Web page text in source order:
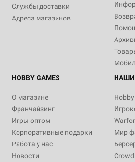
Службы доставки
Адреса магазинов
HOBBY GAMES
О магазине
Франчайзинг
Игры оптом
Корпоративные подарки
Работа у нас
Новости
НАШИ
Мир